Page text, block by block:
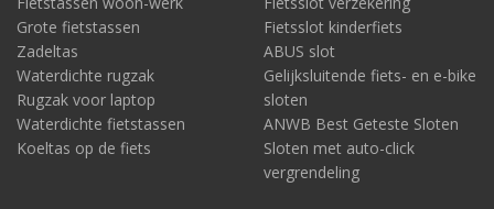
Grote fietstassen
Zadeltas
Waterdichte rugzak
Rugzak voor laptop
Waterdichte fietstassen
Koeltas op de fiets
Fietsslot kinderfiets
ABUS slot
Gelijksluitende fiets- en e-bike
sloten
ANWB Best Geteste Sloten
Sloten met auto-click
vergrendeling